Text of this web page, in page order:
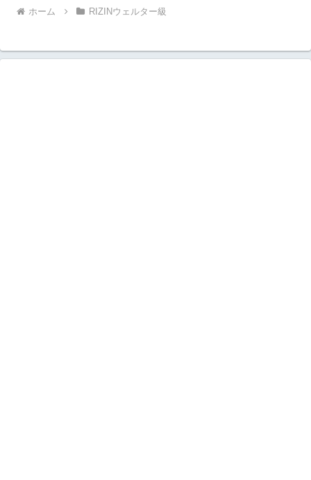
ホーム RIZINウェルター級